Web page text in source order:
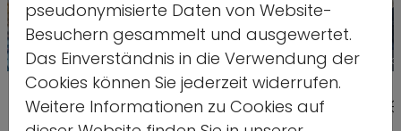
Quelle: stock.adobe.com/Alessandro
Informationstagung für
pseudonymisierte Daten von Website-
Besuchern gesammelt und ausgewertet.
Das Einverständnis in die Verwendung der
Cookies können Sie jederzeit widerrufen.
Weitere Informationen zu Cookies auf